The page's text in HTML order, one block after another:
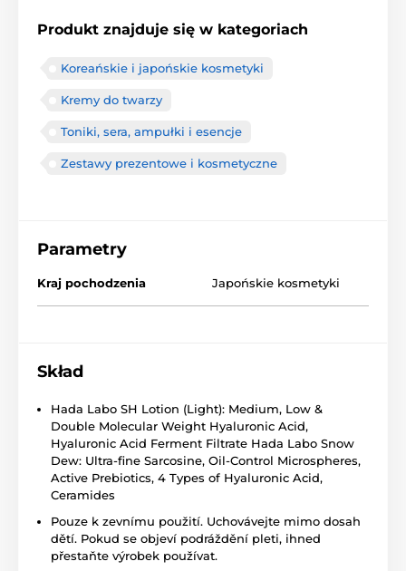
Produkt znajduje się w kategoriach
Koreańskie i japońskie kosmetyki
Kremy do twarzy
Toniki, sera, ampułki i esencje
Zestawy prezentowe i kosmetyczne
Parametry
Kraj pochodzenia Japońskie kosmetyki
Skład
Hada Labo SH Lotion (Light): Medium, Low &
Double Molecular Weight Hyaluronic Acid,
Hyaluronic Acid Ferment Filtrate Hada Labo Snow
Dew: Ultra-fine Sarcosine, Oil-Control Microspheres,
Active Prebiotics, 4 Types of Hyaluronic Acid,
Ceramides
Pouze k zevnímu použití. Uchovávejte mimo dosah
dětí. Pokud se objeví podráždění pleti, ihned
přestaňte výrobek používat.